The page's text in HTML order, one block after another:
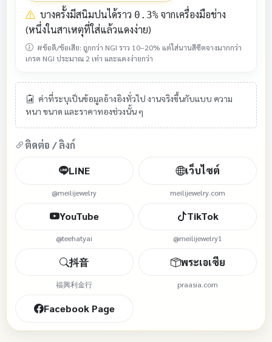
บางครั้งมีสนิมปนได้ราว 0.3%จากเครื่องมือช่าง
(หนึ่งในสาเหตุที่ใส่แล้วแดงง่าย)
#ข้อดี/ข้อเสีย: ถูกกว่า NGI ราว 10–20% แต่ใส่นานสีซีดจางมากกว่า
เกรด NGI ประมาณ 2 เท่า และแดงง่ายกว่า
ค่าที่ระบุเป็นข้อมูลอ้างอิงทั่วไป งานจริงขึ้นกับแบบ ความ
หนา ขนาด และราคาทองช่วงนั้น ๆ
ติดต่อ / ลิงก์
LINE
@meilijewelry
เว็บไซต์
meilijewelry.com
YouTube
@teehatyai
TikTok
@meilijewelry1
抖音
福興利金行
พระเอเซีย
praasia.com
Facebook Page